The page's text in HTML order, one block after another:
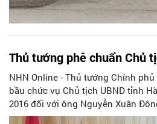
Thủ tướng phê chuẩn Chủ
NHN Online - Thủ tướng Chính
bầu chức vụ Chủ tịch UBND tỉnh
2016 đối với ông Nguyễn Xuân
Phó Chủ tịch UBND tỉnh Hà Nam.